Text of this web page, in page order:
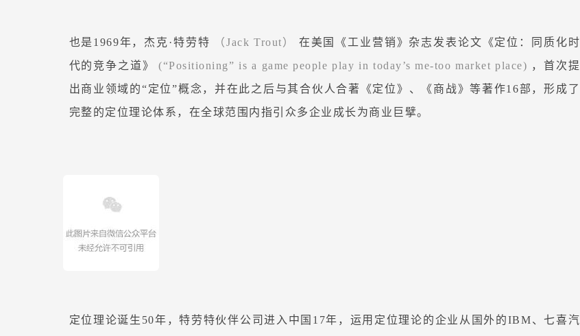
也是1969年，杰克·特劳特 （Jack Trout） 在美国《工业营销》杂志发表论文《定位：同质化时
代的竞争之道》(“Positioning” is a game people play in today’s me-too market place) ，首次提
出商业领域的“定位”概念，并在此之后与其合伙人合著《定位》、《商战》等著作16部，形成了
完整的定位理论体系，在全球范围内指引众多企业成长为商业巨擘。
定位理论诞生50年，特劳特伙伴公司进入中国17年，运用定位理论的企业从国外的IBM、七喜汽